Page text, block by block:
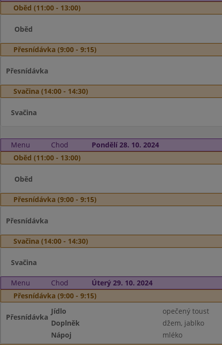
Oběd (11:00 - 13:00)
Oběd
Přesnídávka (9:00 - 9:15)
Přesnídávka
Svačina (14:00 - 14:30)
Svačina
Menu Chod
Pondělí 28. 10. 2024
Oběd (11:00 - 13:00)
Oběd
Přesnídávka (9:00 - 9:15)
Přesnídávka
Svačina (14:00 - 14:30)
Svačina
Menu Chod
Úterý 29. 10. 2024
Přesnídávka (9:00 - 9:15)
Přesnídávka
Jídlo
opečený toust
Doplněk
džem, jablko
Nápoj
mléko